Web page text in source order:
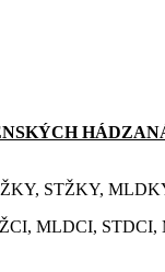
STŽKY,
MLDCI,